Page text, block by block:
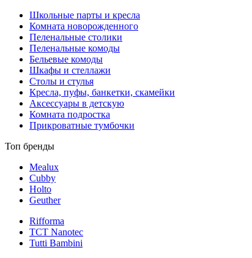
Школьные парты и кресла
Комната новорожденного
Пеленальные столики
Пеленальные комоды
Бельевые комоды
Шкафы и стеллажи
Столы и стулья
Кресла, пуфы, банкетки, скамейки
Аксессуары в детскую
Комната подростка
Прикроватные тумбочки
Топ бренды
Mealux
Cubby
Holto
Geuther
Rifforma
TCT Nanotec
Tutti Bambini